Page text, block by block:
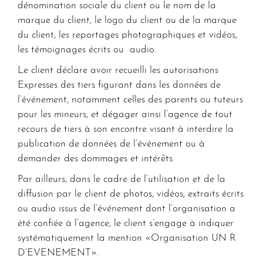
dénomination sociale du client ou le nom de la
marque du client, le logo du client ou de la marque
du client, les reportages photographiques et vidéos,
les témoignages écrits ou audio.
Le client déclare avoir recueilli les autorisations
Expresses des tiers figurant dans les données de
l’événement, notamment celles des parents ou tuteurs
pour les mineurs, et dégager ainsi l’agence de tout
recours de tiers à son encontre visant à interdire la
publication de données de l’événement ou à
demander des dommages et intérêts.
Par ailleurs, dans le cadre de l’utilisation et de la
diffusion par le client de photos, vidéos, extraits écrits
ou audio issus de l’événement dont l’organisation a
été confiée à l’agence, le client s’engage à indiquer
systématiquement la mention «Organisation UN R
D’EVENEMENT».